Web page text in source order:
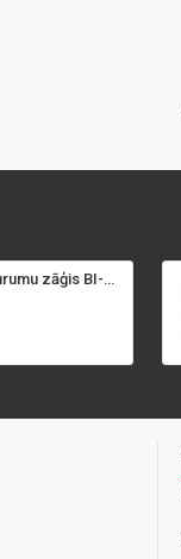
SPECIALIST+ caurumu zāģis BI-METAL, 98 mm